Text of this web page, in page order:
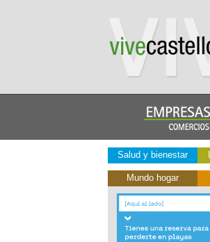
Salud y bienestar
Mundo hogar